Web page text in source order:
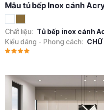
Mẫu tủ bếp Inox cánh
Chất liệu: Tủ bếp inox cánh
Kiểu dáng - Phong cách: CHỮ